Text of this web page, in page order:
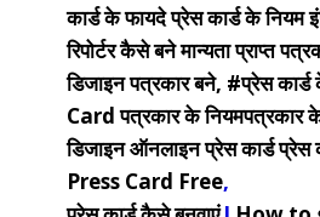
कार्ड के फायदेप्रेस कार्ड के नियम
रिपोर्टर कैसे बनेमान्यता प्राप्त
डिजाइनपत्रकार बने, #प्रेस कार्ड
Card पत्रकार के नियमपत्रकार
डिजाइनऑनलाइन प्रेस कार्डप्रेस
Press Card Free,